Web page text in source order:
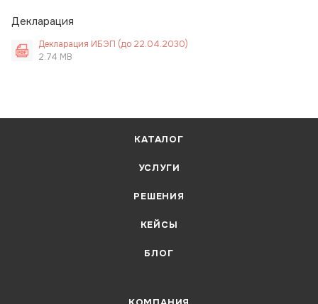
Декларация
Декларация ИБЭП (до 22.04.2030)
2.74 MB
КАТАЛОГ
УСЛУГИ
РЕШЕНИЯ
КЕЙСЫ
БЛОГ